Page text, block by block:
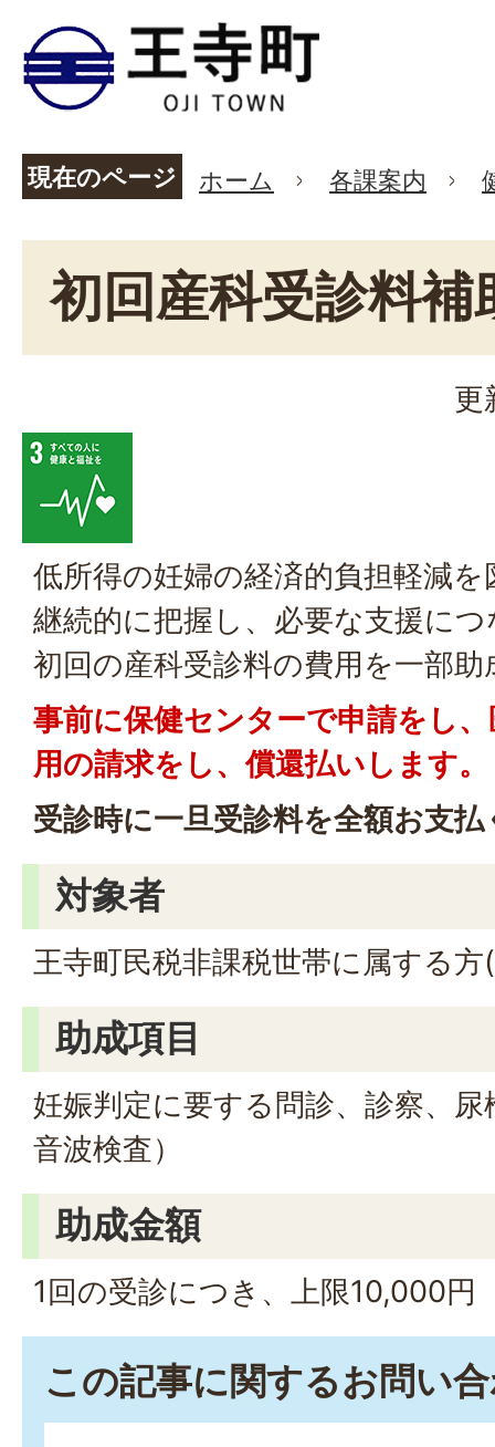
現在のページ ホーム 各課案内
初回産科受診料補
更
低所得の妊婦の経済的負担軽減
継続的に把握し、必要な支援に
初回の産科受診料の費用を一部
事前に保健センターで申請をし
用の請求をし、償還払いします。
受診時に一旦受診料を全額お支
対象者
王寺町民税非課税世帯に属する
助成項目
妊娠判定に要する問診、診察、
音波検査）
助成金額
1回の受診につき、上限10,000円
この記事に関するお問い